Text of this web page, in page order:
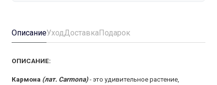
ОписаниеУходДоставкаПодарок
ОПИСАНИЕ:
Кармона (лат. Carmona)- это удивительное растение,